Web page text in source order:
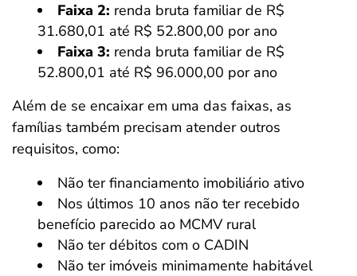
Faixa 2: renda bruta familiar de R$
31.680,01 até R$ 52.800,00 por ano
Faixa 3: renda bruta familiar de R$
52.800,01 até R$ 96.000,00 por ano
Além de se encaixar em uma das faixas, as
famílias também precisam atender outros
requisitos, como:
Não ter financiamento imobiliário ativo
Nos últimos 10 anos não ter recebido
benefício parecido ao MCMV rural
Não ter débitos com o CADIN
Não ter imóveis minimamente habitável